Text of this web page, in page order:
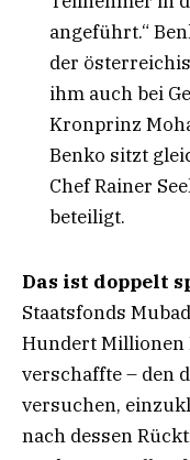
angeführt.“
der
ihm auch bei
Kronprinz
Benko sitzt
Chef Rainer
beteiligt.
Das ist doppelt
Staatsfonds
Hundert Millionen
verschaffte – den
versuchen,
nach dessen